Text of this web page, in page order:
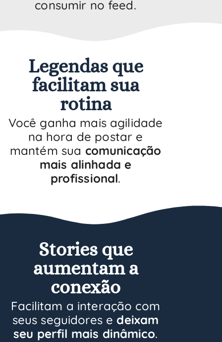
consumir no feed.
Legendas que
facilitam sua
rotina
Você ganha mais agilidade
na hora de postar e
mantém sua comunicação
mais alinhada e
profissional.
Stories que
aumentam a
conexão
Facilitam a interação com
seus seguidores e deixam
seu perfil mais dinâmico.